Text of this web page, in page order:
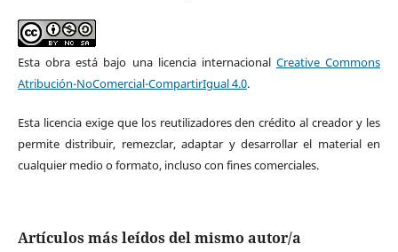
Esta obra está bajo una licencia internacional Creative Commons
Atribución-NoComercial-CompartirIgual 4.0.
Esta licencia exige que los reutilizadores den crédito al creador y les
permite distribuir, remezclar, adaptar y desarrollar el material en
cualquier medio o formato, incluso con fines comerciales.
Artículos más leídos del mismo autor/a